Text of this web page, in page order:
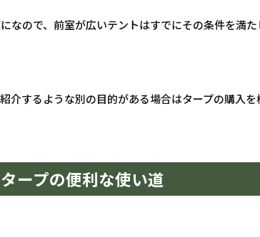
なので、前室が広いテントはすでにその条件を満
介するような別の目的がある場合はタープの購入を
ープの便利な使い道